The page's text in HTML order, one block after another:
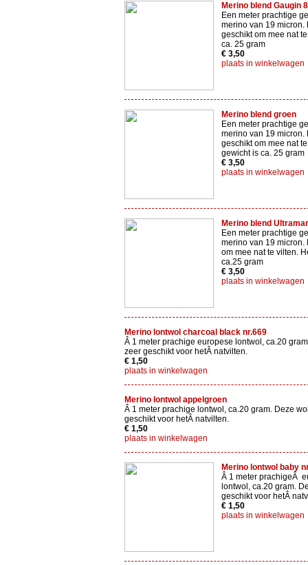
Merino blend Gaugin
Een meter prachtige
merino van 19 micron.
geschikt om mee nat
ca. 25 gram
€ 3,50
plaats in winkelwagen
Merino blend groen
Een meter prachtige
merino van 19 micron.
geschikt om mee nat
gewicht is ca. 25 gram
€ 3,50
plaats in winkelwagen
Merino blend
Een meter prachtige
merino van 19 micron.
om mee nat te vilten.
ca.25 gram
€ 3,50
plaats in winkelwagen
Merino lontwol charcoal black nr.669
Â 1 meter prachige europese lontwol, ca.20
zeer geschikt voor hetÂ natvilten.
€ 1,50
plaats in winkelwagen
Merino lontwol appelgroen
Â 1 meter prachige lontwol, ca.20 gram. Deze
geschikt voor hetÂ natvilten.
€ 1,50
plaats in winkelwagen
Merino lontwol baby
Â 1 meter prachigeÂ
lontwol, ca.20 gram.
geschikt voor hetÂ
€ 1,50
plaats in winkelwagen